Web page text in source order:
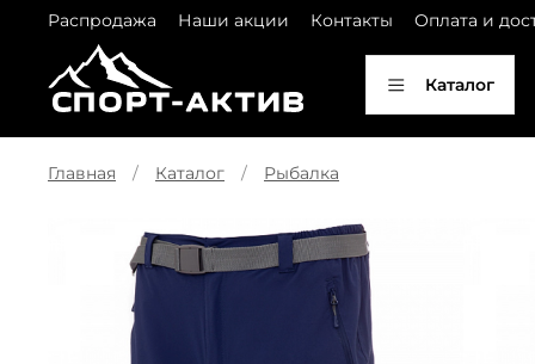
Распродажа Наши акции Контакты Оплата и
Каталог
Главная Каталог Рыбалка